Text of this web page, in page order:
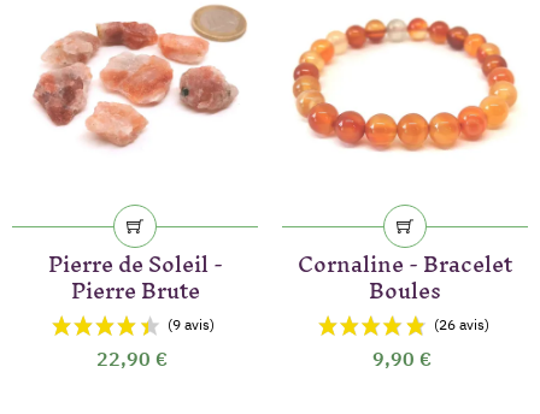
Pierre de Soleil -
Pierre Brute
22,90 €
Cornaline - Bracelet
Boules
9,90 €